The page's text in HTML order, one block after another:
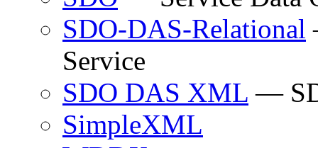
SDO-DAS-Relational
Service
SDO DAS XML —
SimpleXML